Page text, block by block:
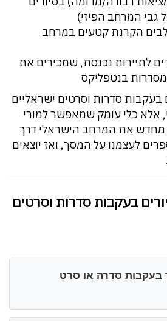
גבי המרחב הפיזי)
הקרנת קטעים במרחב
לתיירות נכנסת, שמכירים את
בנטפליקס
בעקבות סדרות וסרטים ישראליים
אלא כלי עומק שמאפשר למורי
מחדש את המרחב הישראלי דרך
לעצמנו על המסך, ואז יוצאים
בעקבות סדרות וסרטים
בעקבות סדרה או סרט